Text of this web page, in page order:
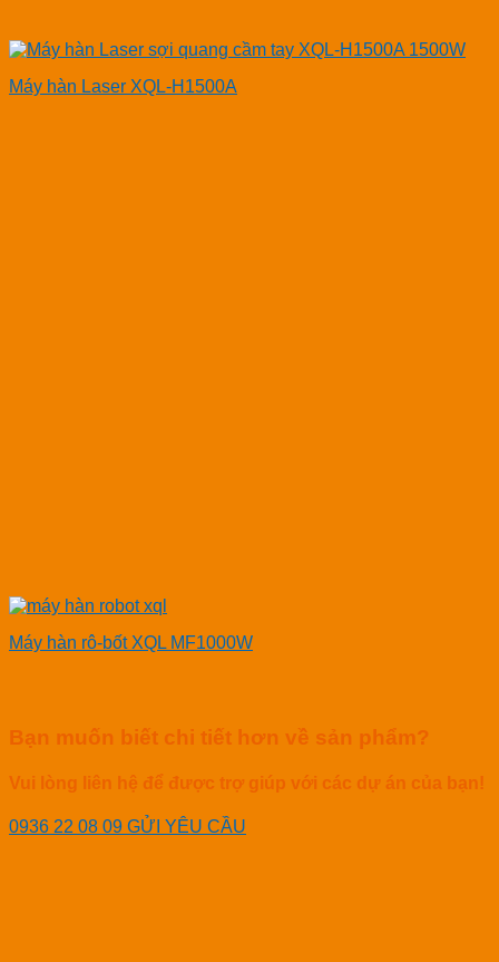
Máy hàn Laser XQL-H1500A
Máy hàn rô-bốt XQL MF1000W
Bạn muốn biết chi tiết hơn về sản phẩm?
Vui lòng liên hệ để được trợ giúp với các dự án của bạn!
0936 22 08 09 GỬI YÊU CẦU